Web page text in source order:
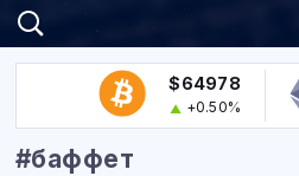
$64978
+0.50%
#баффет